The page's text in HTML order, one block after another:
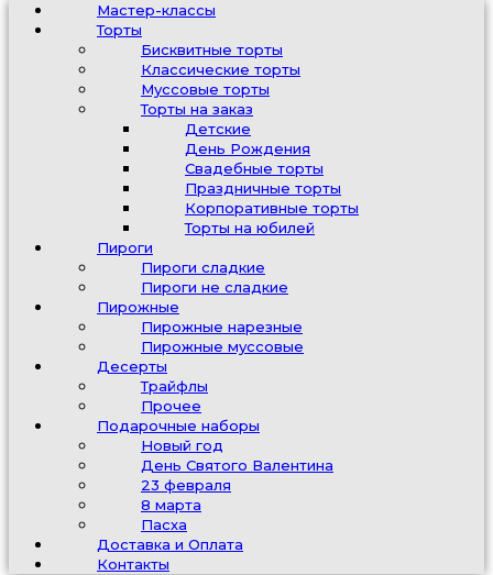
Мастер-классы
Торты
Бисквитные торты
Классические торты
Муссовые торты
Торты на заказ
Детские
День Рождения
Свадебные торты
Праздничные торты
Корпоративные торты
Торты на юбилей
Пироги
Пироги сладкие
Пироги не сладкие
Пирожные
Пирожные нарезные
Пирожные муссовые
Десерты
Трайфлы
Прочее
Подарочные наборы
Новый год
День Святого Валентина
23 февраля
8 марта
Пасха
Доставка и Оплата
Контакты